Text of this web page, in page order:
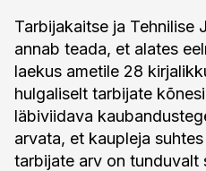
Tarbijakaitse ja Tehnilise
annab teada, et alates
laekus ametile 28
hulgaliselt tarbijate
läbiviidava
arvata, et kaupleja
tarbijate arv on tunduvalt